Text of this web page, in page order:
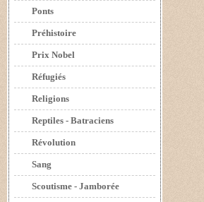
Ponts
Préhistoire
Prix Nobel
Réfugiés
Religions
Reptiles - Batraciens
Révolution
Sang
Scoutisme - Jamborée